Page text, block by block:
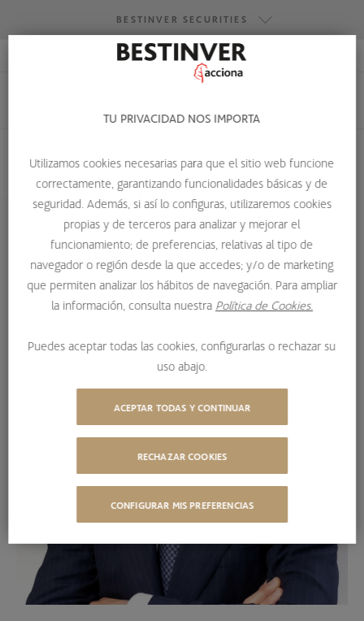
BESTINVER SECURITIES
BESTINVER GESTIÓNACCESO RESEARCH
HOME QUIENES SOMOS EQUIPO ALBERTO ARTACHO
TU PRIVACIDAD NOS IMPORTA
Utilizamos cookies necesarias para que el sitio web funcione
correctamente, garantizando funcionalidades básicas y de
seguridad. Además, si así lo configuras, utilizaremos cookies
propias y de terceros para analizar y mejorar el
funcionamiento; de preferencias, relativas al tipo de
navegador o región desde la que accedes; y/o de marketing
que permiten analizar los hábitos de navegación. Para ampliar
la información, consulta nuestra Política de Cookies.
Puedes aceptar todas las cookies, configurarlas o rechazar su
uso abajo.
CONFIGURAR MIS PREFERENCIAS
RECHAZAR COOKIES
ACEPTAR TODAS Y CONTINUAR